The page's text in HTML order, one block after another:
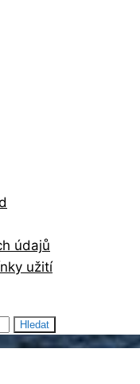
údajů
užití